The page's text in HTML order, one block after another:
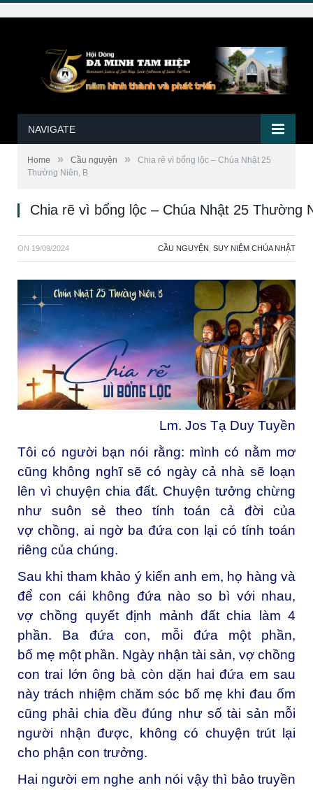
NAVIGATE
Home » Cầu nguyện »
Chia rẽ vì bổng lộc – Chúa Nhật 25
Thường Niên, B
Chia rẽ vì bổng lộc – Chúa Nhật 25 Thường
ON 19/09/2024 CẦU NGUYỆN SUY NIỆM CHÚA NHẬT
Lm. Jos Tạ Duy Tuyền
Tôi có người bạn nói rằng: mình có nằm mơ
cũng không nghĩ sẽ có ngày cả nhà sẽ loạn
lên vì chuyện chia đất. Chuyện tưởng chừng
như suôn sẻ theo tính toán cả đời của
vợ chồng, ai ngờ ba đứa con lại có tính toán
riêng của chúng.
Sau khi tham khảo ý kiến anh em, họ hàng và
để con cái không đứa nào so bì với nhau,
vợ chồng quyết định mảnh đất chia làm 4
phần. Ba đứa con, mỗi đứa một phần,
bố mẹ một phần. Ngày nhận tài sản, vợ chồng
con trai lớn ông bà còn dặn hai đứa em sau
này trách nhiệm chăm sóc bố mẹ khi đau ốm
cũng phải chia đều đúng như số tài sản mỗi
người nhận được, không có chuyện trút lại
cho phận con trưởng.
Hai người em nghe anh nói vậy thì bảo truyền